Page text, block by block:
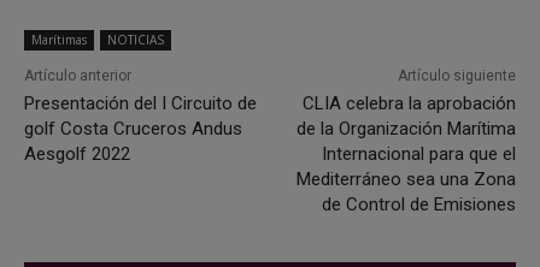
Marítimas NOTICIAS
Artículo anterior
Presentación del I Circuito de
golf Costa Cruceros Andus
Aesgolf 2022
Artículo siguiente
CLIA celebra la aprobación
de la Organización Marítima
Internacional para que el
Mediterráneo sea una Zona
de Control de Emisiones